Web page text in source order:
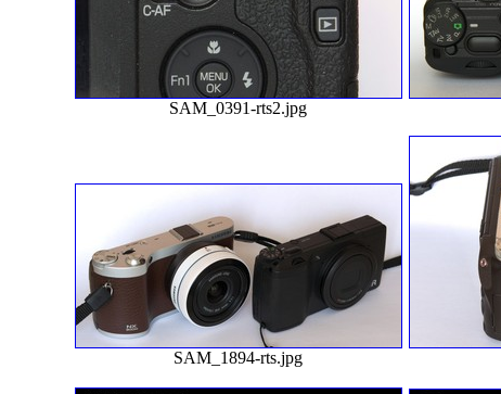
SAM_0391-rts2.jpg
SAM_1894-rts.jpg